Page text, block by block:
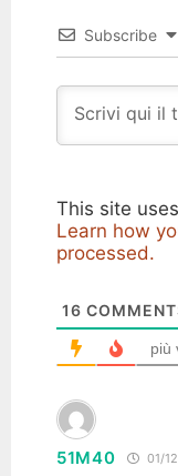
Subscribe
This site
Learn how
processed.
16
più
51M40 01/